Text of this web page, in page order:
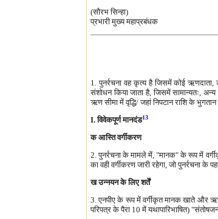
(सौरभ सिन्हा)
प्रभारी मुख्य महाप्रबंधक
1. पुनर्रचना वह कृत्य है जिसमें कोई ऋणदाता,
संशोधन किया जाता है, जिसमें सामान्यतः,
ऋण सीमा में वृद्धि/ जहां निपटान राशि के
I. विवेकपूर्ण मानदंड13
क आस्ति वर्गीकरण
2. पुनर्रचना के मामले में, "मानक" के रूप में
का वही वर्गीकरण जारी रहेगा, जो पुनर्रचना
ख उन्नयन के लिए शर्तें
3. एनपीए के रूप में वर्गीकृत मानक खाते और
परिपत्र के पैरा 10 में यथापारिभाषित)